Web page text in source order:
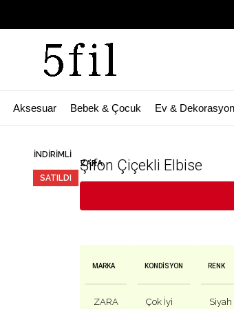
Aksesuar Bebek & Çocuk Ev & Dekorasyon
İNDIRIMLI
SATILDI
ZARA
Şifon Çiçekli Elbise
MARKA
ZARA
KONDISYON
Çok İyi
RENK
Siyah